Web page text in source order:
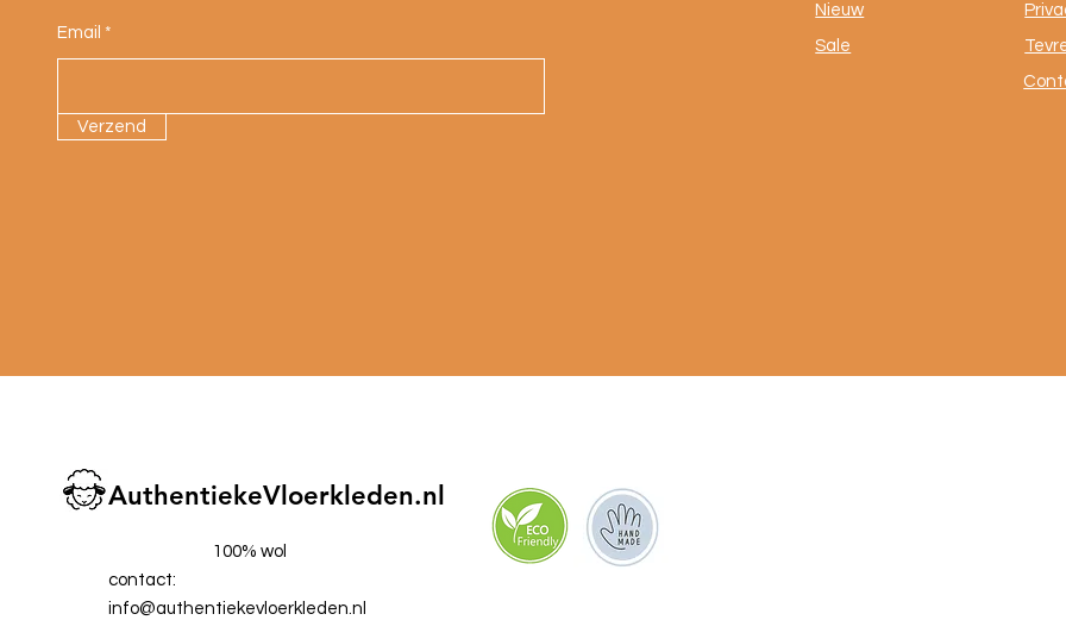
Email
Verzend
Nieuw
Sale
AuthentiekeVloerkleden.nl
100% wol
contact:
info@authentiekevloerkleden.nl